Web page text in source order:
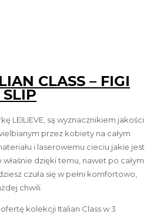
CLASS – FIGI
LEILIEVE, są wyznacznikiem jakości
przez kobiety na całym
i laserowemu cieciu jakie jest
dzięki temu, nawet po całym
czuła się w pełni komfortowo,
chwili.
kolekcji Italian Class w 3